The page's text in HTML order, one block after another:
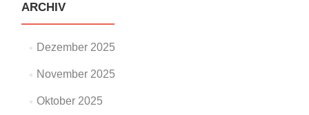
ARCHIV
Dezember 2025
November 2025
Oktober 2025